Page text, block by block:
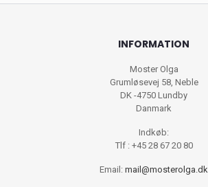
INFORMATION
Moster Olga
Grumløsevej 58, Neble
DK -4750 Lundby
Danmark
Indkøb:
Tlf : +45 28 67 20 80
Email: mail@mosterolga.dk